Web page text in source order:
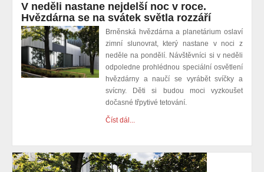
V neděli nastane nejdelší noc v roce.
Hvězdárna se na svátek světla rozzáří
Brněnská hvězdárna a planetárium oslaví
zimní slunovrat, který nastane v noci z
neděle na pondělí. Návštěvníci si v neděli
odpoledne prohlédnou speciální osvětlení
hvězdárny a naučí se vyrábět svíčky a
svícny. Děti si budou moci vyzkoušet
dočasné třpytivé tetování.
Číst dál...